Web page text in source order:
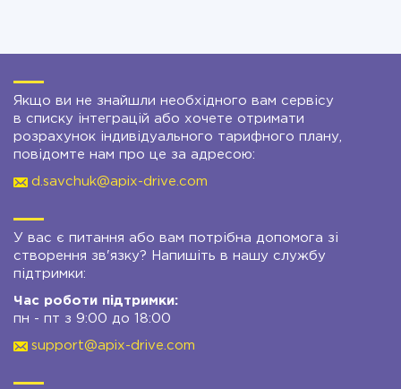
Якщо ви не знайшли необхідного вам сервісу
в списку інтеграцій або хочете отримати
розрахунок індивідуального тарифного плану,
повідомте нам про це за адресою:
d.savchuk@apix-drive.com
У вас є питання або вам потрібна допомога зі
створення зв'язку? Напишіть в нашу службу
підтримки:
Час роботи підтримки:
пн - пт з 9:00 до 18:00
support@apix-drive.com